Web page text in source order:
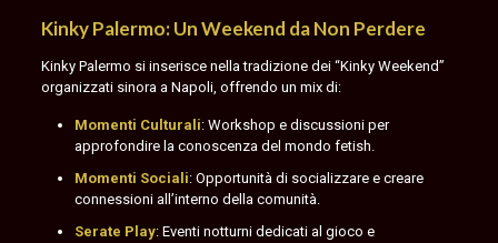
Sicily
Fetish
Club.
L’evento
terrà
Palermo
Kinky Palermo: Un Weekend da Non Perdere
Kinky Palermo si inserisce nella tradizione dei “Kinky Weekend”
organizzati sinora a Napoli, offrendo un mix di:
Momenti Culturali: Workshop e discussioni per
approfondire la conoscenza del mondo fetish.
Momenti Sociali: Opportunità di socializzare e creare
connessioni all’interno della comunità.
Serate Play: Eventi notturni dedicati al gioco e